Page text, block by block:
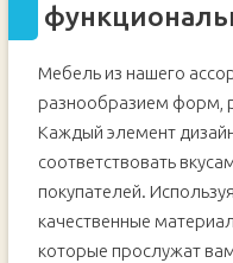
Мебель из нашего
разнообразием форм,
Каждый элемент
соответствовать
покупателей.
качественные
которые прослужат